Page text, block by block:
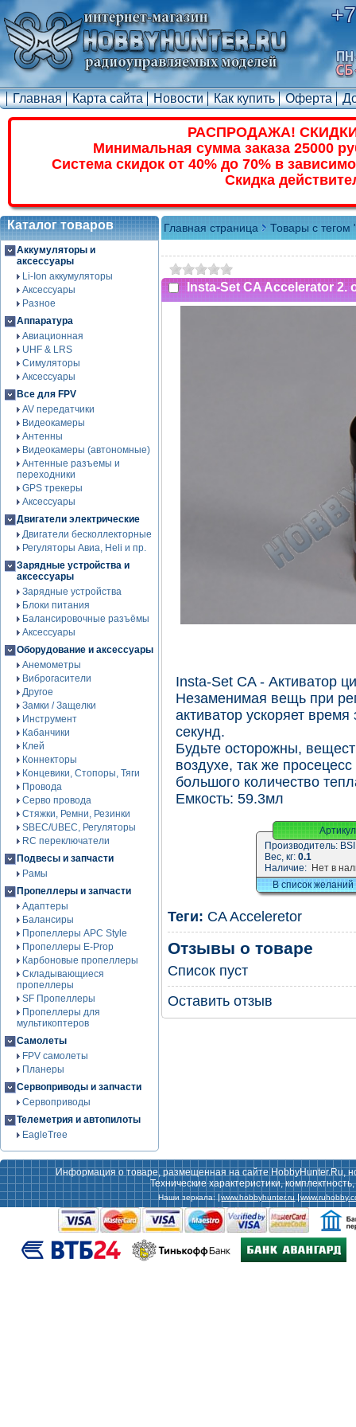
Главная Карта сайта Новости Как купить Оферта
РАСПРОДАЖА!
Минимальная сумма заказа 25000
Система скидок от 40% до 70% в
Скидка
Каталог товаров
Аккумуляторы и
аксессуары
Li-Ion аккумуляторы
Аксессуары
Разное
Аппаратура
Авиационная
UHF & LRS
Симуляторы
Аксессуары
Все для FPV
AV передатчики
Видеокамеры
Антенны
Видеокамеры (автономные)
Антенные разъемы и
переходники
GPS трекеры
Аксессуары
Двигатели электрические
Двигатели бесколлекторные
Регуляторы Авиа, Heli и пр.
Зарядные устройства и
аксессуары
Зарядные устройства
Блоки питания
Балансировочные разъёмы
Аксессуары
Оборудование и аксессуары
Анемометры
Виброгасители
Другое
Замки / Защелки
Инструмент
Кабанчики
Клей
Коннекторы
Концевики, Стопоры, Тяги
Провода
Серво провода
Стяжки, Ремни, Резинки
SBEC/UBEC, Регуляторы
RC переключатели
Подвесы и запчасти
Рамы
Пропеллеры и запчасти
Адаптеры
Балансиры
Пропеллеры APC Style
Пропеллеры E-Prop
Карбоновые пропеллеры
Складывающиеся
пропеллеры
SF Пропеллеры
Пропеллеры для
мультикоптеров
Самолеты
FPV самолеты
Планеры
Сервоприводы и запчасти
Сервоприводы
Телеметрия и автопилоты
EagleTree
Главная страница Товары с тегом
Insta-Set CA Accelerator 2.
Insta-Set CA - Активатор
Незаменимая вещь при
активатор ускоряет
секунд.
Будьте осторожны,
воздухе, так же
большого количество
Емкость: 59.3мл
Производитель: BSI
Вес, кг: 0.1
Наличие: Нет в
В список желаний
Теги: CA Acceleretor
Отзывы о товаре
Список пуст
Оставить отзыв
Информация о товаре, размещенная на сайте HobbyHunter.Ru,
Технические характеристики,
Наши зеркала: www.hobbyhunter.ru